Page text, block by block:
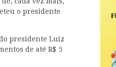
o presidente
presidente Luiz
de até R$ 5